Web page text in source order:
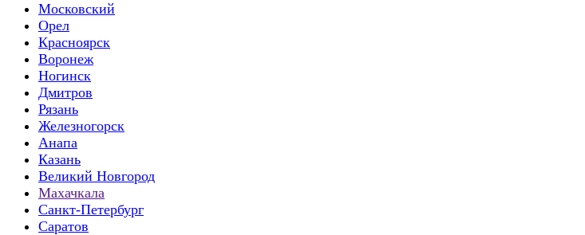
Московский
Орел
Красноярск
Воронеж
Ногинск
Дмитров
Рязань
Железногорск
Анапа
Казань
Великий Новгород
Махачкала
Санкт-Петербург
Саратов